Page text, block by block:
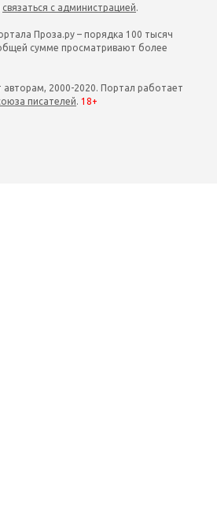
связаться с администрацией.
Проза.ру – порядка 100 тысяч
сумме просматривают более
2000-2020. Портал работает
писателей. 18+